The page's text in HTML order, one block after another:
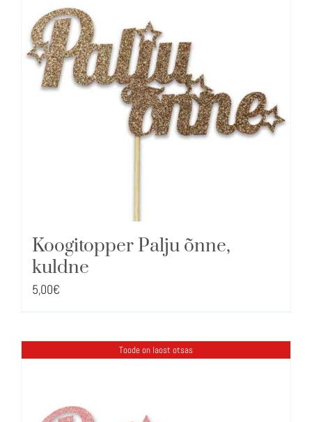
Koogitopper Palju õnne,
kuldne
5,00€
Toode on laost otsas